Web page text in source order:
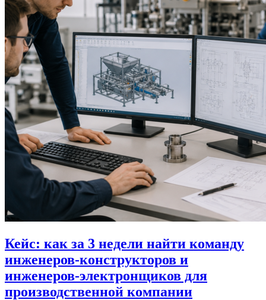
Кейс: как за 3 недели найти команду
инженеров-конструкторов и
инженеров-электронщиков для
производственной компании